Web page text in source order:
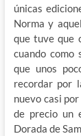
únicas
Norma y
que tuve que
cuando como
que unos
recordar por
nuevo casi
de precio un
Dorada de